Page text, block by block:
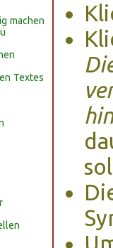
machen
Textes